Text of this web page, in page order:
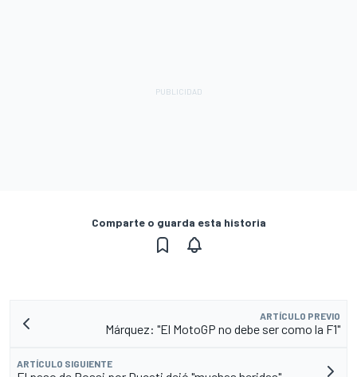
Comparte o guarda esta historia
ARTÍCULO PREVIO
Márquez: "El MotoGP no debe ser como la F1"
ARTÍCULO SIGUIENTE